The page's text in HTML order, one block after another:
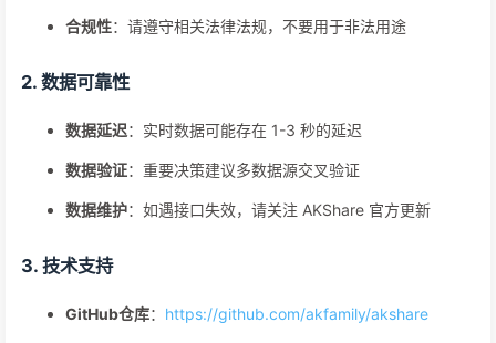
合规性：请遵守相关法律法规，不要用于非法用途
2. 数据可靠性
数据延迟：实时数据可能存在 1-3 秒的延迟
数据验证：重要决策建议多数据源交叉验证
数据维护：如遇接口失效，请关注 AKShare 官方更新
3. 技术支持
GitHub仓库： https://github.com/akfamily/akshare